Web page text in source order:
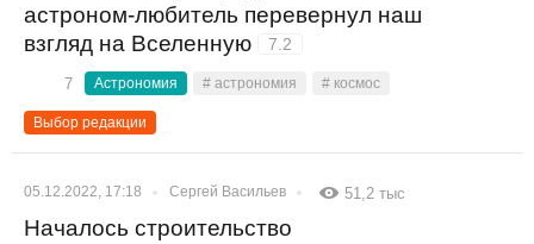
астроном-любитель перевернул наш
взгляд на Вселенную
7.2
7 Астрономия # астрономия # космос
Выбор редакции
05.12.2022, 17:18 Сергей Васильев 51,2 тыс
Началось строительство